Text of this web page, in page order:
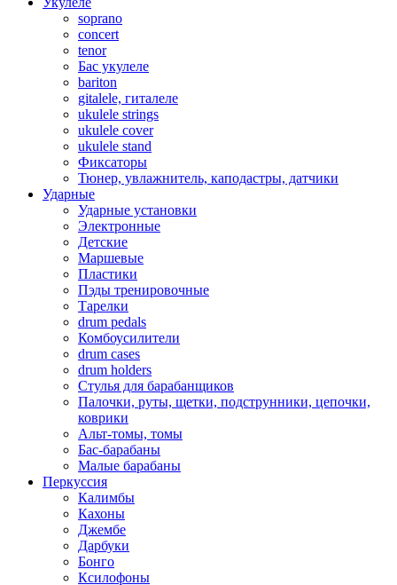
soprano
concert
tenor
Бас укулеле
bariton
gitalele, гиталеле
ukulele strings
ukulele cover
ukulele stand
Фиксаторы
Тюнер, увлажнитель, каподастры, датчики
Ударные
Ударные установки
Электронные
Детские
Маршевые
Пластики
Пэды тренировочные
Тарелки
drum pedals
Комбоусилители
drum cases
drum holders
Стулья для барабанщиков
Палочки, руты, щетки, подструнники, цепочки,
коврики
Альт-томы, томы
Бас-барабаны
Малые барабаны
Перкуссия
Калимбы
Кахоны
Джембе
Дарбуки
Бонго
Ксилофоны